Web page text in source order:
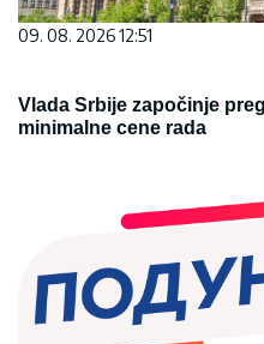
09. 08. 2026 12:51
Vlada Srbije započinje
minimalne cene rada